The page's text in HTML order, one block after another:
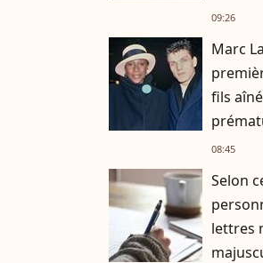
09:26
Marc
fils
08:45
Selon
lettres